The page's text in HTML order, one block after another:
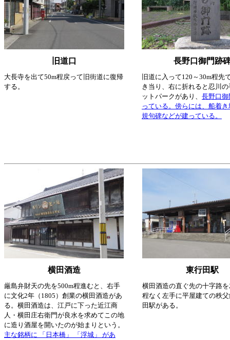
旧道口 長野口御門跡
大長寺を出て50m程戻って旧街道に復帰
する。
旧道に入って120～30m程先
き当り、右に折れると忍川
ットパークがあり、 長野口
っている。傍らには、船着
規句碑などが建っている。
横田酒造 東行田駅
厳島弁財天の先を500m程進むと、右手
に文化2年（1805）創業の横田酒造があ
る。横田酒造は、江戸に下った近江商
人・横田庄右衛門が良水を求めてこの地
に造り酒屋を開いたのが始まりという。
主な銘柄に 「日本橋」 「浮城」 があ
横田酒造の直ぐ先の十字路
程なく左手に平屋建ての秩
田駅がある。